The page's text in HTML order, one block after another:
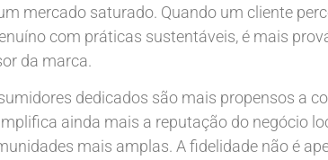
mercado saturado. Quando um cliente
com práticas sustentáveis, é mais
da marca.
dedicados são mais propensos a
ainda mais a reputação do negócio
mais amplas. A fidelidade não é